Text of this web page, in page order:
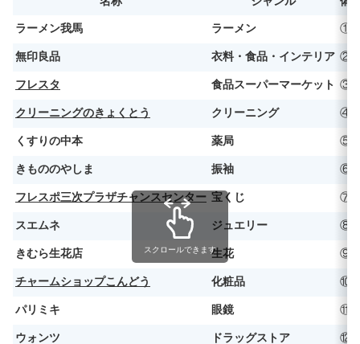
ラーメン我馬 ラーメン ①
無印良品 衣料・食品・インテリア ②
フレスタ 食品スーパーマーケット ③
クリーニングのきょくとう クリーニング ④
くすりの中本 薬局 ⑤
きもののやしま 振袖 ⑥
フレスポ三次プラザチャンスセンター 宝くじ ⑦
スエムネ ジュエリー ⑧
きむら生花店 生花 ⑨
チャームショップこんどう 化粧品 ⑩
パリミキ 眼鏡 ⑪
ウォンツ ドラッグストア ⑫
スクロールできます